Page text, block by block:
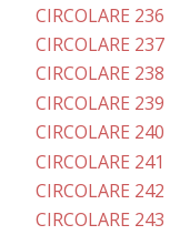
CIRCOLARE 236
CIRCOLARE 237
CIRCOLARE 238
CIRCOLARE 239
CIRCOLARE 240
CIRCOLARE 241
CIRCOLARE 242
CIRCOLARE 243